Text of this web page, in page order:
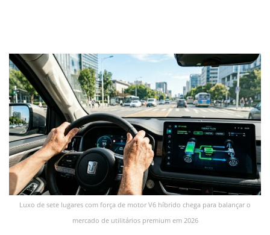
Luxo de sete lugares com força de motor V6 híbrido chega para balançar o
mercado de utilitários premium em 2026